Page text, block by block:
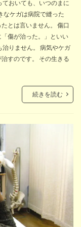
おいても、いつのまに
なケガは病院で縫った
とは言いません。 傷口
傷が治った。」といい
りません。 病気やケガ
すのです。 その生きる
続きを読む